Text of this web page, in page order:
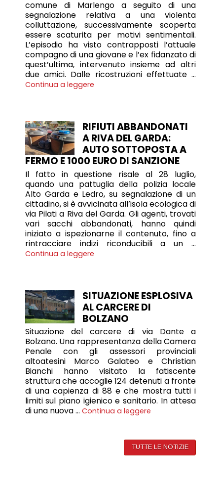
comune di Marlengo a seguito di una
segnalazione relativa a una violenta
colluttazione, successivamente scoperta
essere scaturita per motivi sentimentali.
L’episodio ha visto contrapposti l’attuale
compagno di una giovane e l’ex fidanzato di
quest’ultima, intervenuto insieme ad altri
due amici. Dalle ricostruzioni effettuate …
Continua a leggere
RIFIUTI ABBANDONATI
A RIVA DEL GARDA:
AUTO SOTTOPOSTA A
FERMO E 1000 EURO DI SANZIONE
Il fatto in questione risale al 28 luglio,
quando una pattuglia della polizia locale
Alto Garda e Ledro, su segnalazione di un
cittadino, si è avvicinata all’isola ecologica di
via Pilati a Riva del Garda. Gli agenti, trovati
vari sacchi abbandonati, hanno quindi
iniziato a ispezionarne il contenuto, fino a
rintracciare indizi riconducibili a un …
Continua a leggere
SITUAZIONE ESPLOSIVA
AL CARCERE DI
BOLZANO
Situazione del carcere di via Dante a
Bolzano. Una rappresentanza della Camera
Penale con gli assessori provinciali
altoatesini Marco Galateo e Christian
Bianchi hanno visitato la fatiscente
struttura che accoglie 124 detenuti a fronte
di una capienza di 88 e che mostra tutti i
limiti sul piano igienico e sanitario. In attesa
di una nuova … Continua a leggere
TUTTE LE NOTIZIE